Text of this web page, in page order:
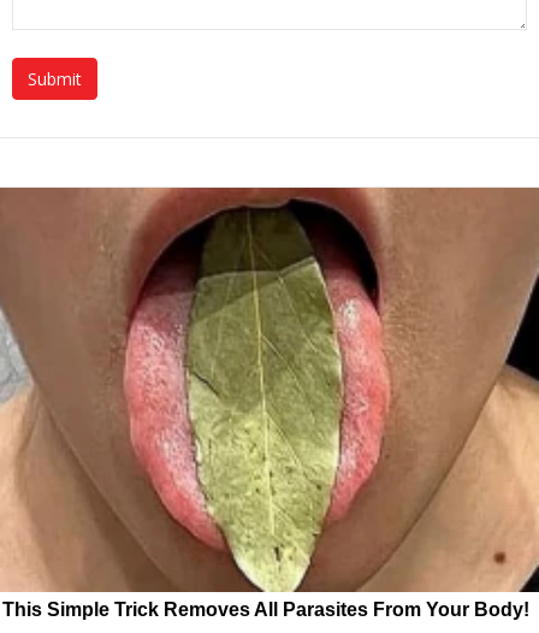
This Simple Trick Removes All Parasites From Your Body!